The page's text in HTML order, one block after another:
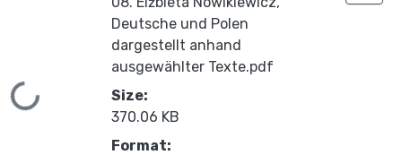
Loading...
Deutsche und Polen
dargestellt anhand
ausgewählter Texte.pdf
Size:
370.06 KB
Format: